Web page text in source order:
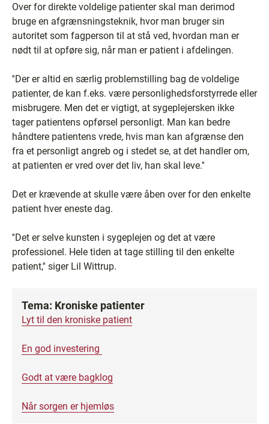
Over for direkte voldelige patienter skal man derimod
bruge en afgrænsningsteknik, hvor man bruger sin
autoritet som fagperson til at stå ved, hvordan man er
nødt til at opføre sig, når man er patient i afdelingen.
''Der er altid en særlig problemstilling bag de voldelige
patienter, de kan f.eks. være personlighedsforstyrrede eller
misbrugere. Men det er vigtigt, at sygeplejersken ikke
tager patientens opførsel personligt. Man kan bedre
håndtere patientens vrede, hvis man kan afgrænse den
fra et personligt angreb og i stedet se, at det handler om,
at patienten er vred over det liv, han skal leve.''
Det er krævende at skulle være åben over for den enkelte
patient hver eneste dag.
''Det er selve kunsten i sygeplejen og det at være
professionel. Hele tiden at tage stilling til den enkelte
patient,'' siger Lil Wittrup.
Tema: Kroniske patienter
Lyt til den kroniske patient
En god investering
Godt at være bagklog
Når sorgen er hjemløs